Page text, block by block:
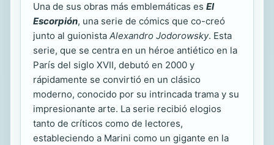
Una de sus obras más emblemáticas es El
Escorpión, una serie de cómics que co-creó
junto al guionista Alexandro Jodorowsky. Esta
serie, que se centra en un héroe antiético en la
París del siglo XVII, debutó en 2000 y
rápidamente se convirtió en un clásico
moderno, conocido por su intrincada trama y su
impresionante arte. La serie recibió elogios
tanto de críticos como de lectores,
estableciendo a Marini como un gigante en la